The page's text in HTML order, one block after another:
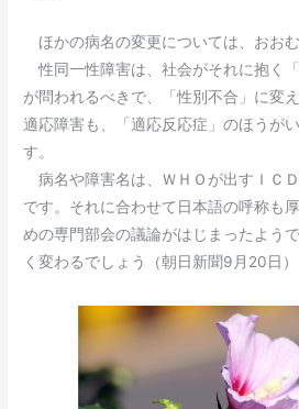
ほかの病名の変更については、おおむ
性同一性障害は、社会がそれに抱く
が問われるべきで、「性別不合」に変
適応障害も、「適応反応症」のほうが
す。
病名や障害名は、ＷＨＯが出すＩＣ
です。それに合わせて日本語の呼称も
めの専門部会の議論がはじまったよう
く変わるでしょう（朝日新聞9月20日）